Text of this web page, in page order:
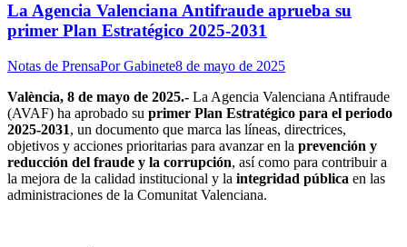
La Agencia Valenciana Antifraude aprueba su
primer Plan Estratégico 2025-2031
Notas de PrensaPorGabinete8 de mayo de 2025
València, 8 de mayo de 2025.- La Agencia Valenciana Antifraude
(AVAF) ha aprobado su primer Plan Estratégico para el periodo
2025-2031, un documento que marca las líneas, directrices,
objetivos y acciones prioritarias para avanzar en la prevención y
reducción del fraude y la corrupción, así como para contribuir a
la mejora de la calidad institucional y la integridad pública en las
administraciones de la Comunitat Valenciana.